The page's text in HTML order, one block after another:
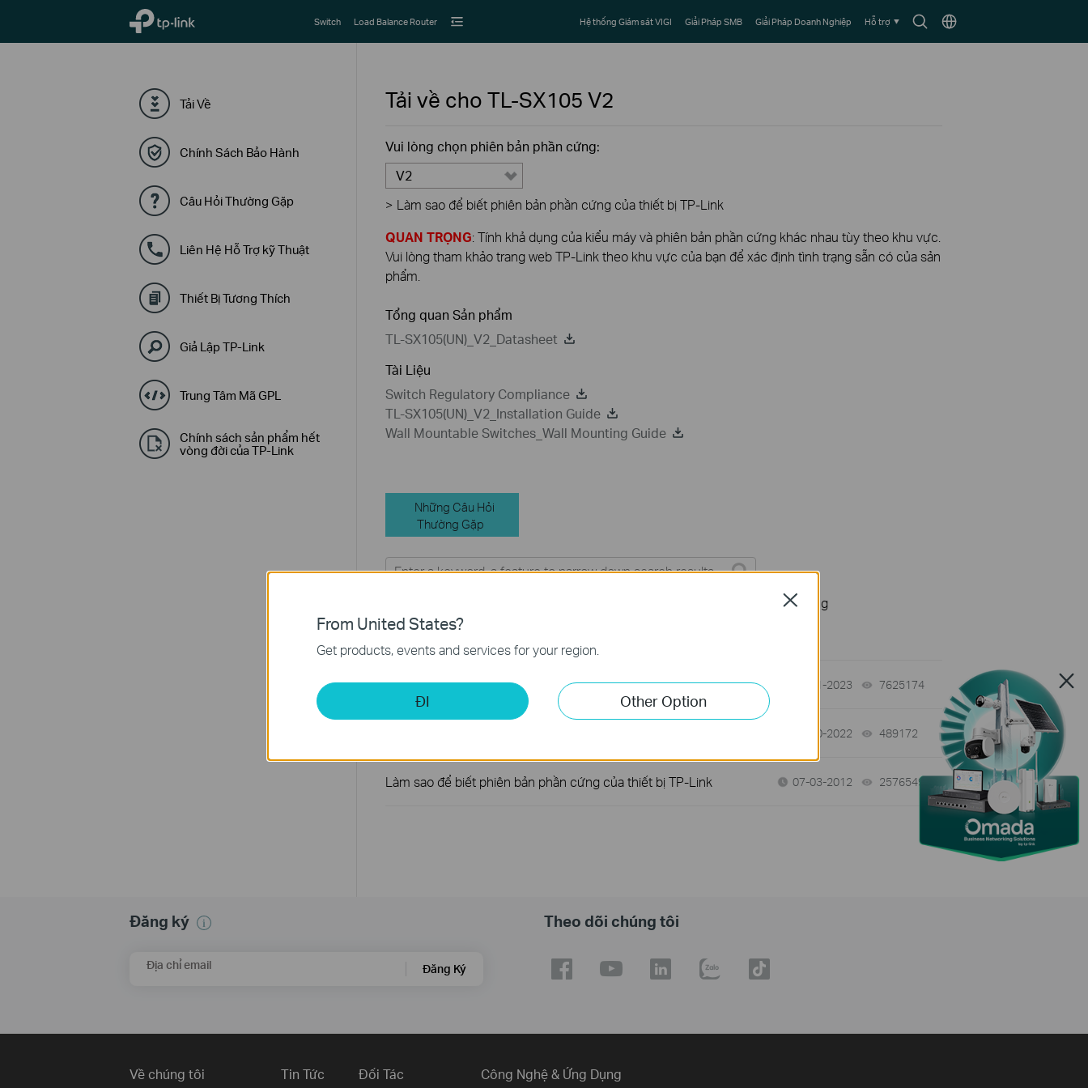
TP-Link, Reliably Smart
Biểu
Chọn
Switch Load Balance Router Hệ thống Giám sát VIGI Giải Pháp SMB Giải Pháp Doanh Nghiệp Hỗ trợ
Tải Về
Chính Sách Bảo Hành
Câu Hỏi Thường Gặp
Liên Hệ Hỗ Trợ kỹ Thuật
Thiết Bị Tương Thích
Giả Lập TP-Link
Trung Tâm Mã GPL
Chính sách sản phẩm hết
vòng đời của TP-Link
Tải về cho TL-SX105 V2
Vui lòng chọn phiên bản phần cứng:
V2
> Làm sao để biết phiên bản phần cứng của thiết bị TP-Link
QUAN TRỌNG: Tính khả dụng của kiểu máy và phiên bản phần cứng khác nhau tùy theo khu vực.
Vui lòng tham khảo trang web TP-Link theo khu vực của bạn để xác định tình trạng sẵn có của sản
phẩm.
Tổng quan Sản phẩm
TL-SX105(UN)_V2_Datasheet
Tài Liệu
Switch Regulatory Compliance
TL-SX105(UN)_V2_Installation Guide
Wall Mountable Switches_Wall Mounting Guide
Những Câu Hỏi
Thường Gặp
Yêu Cầu Ứng Dụng Người Dùng
Câu hỏi thường gặp
Cách tìm số model thiết bị TP-Link của bạn 01-31-2023 7625174
01-10-2022 489172 views
Làm sao để biết phiên bản phần cứng của thiết bị TP-Link 07-03-2012 25765498 views
Đăng ký
Địa chỉ email Đăng Ký
Theo dõi chúng tôi
Về chúng tôi Tin Tức Đối Tác Công Nghệ & Ứng Dụng
From United States?
Get products, events and services for your region.
ĐI Other Option
Close